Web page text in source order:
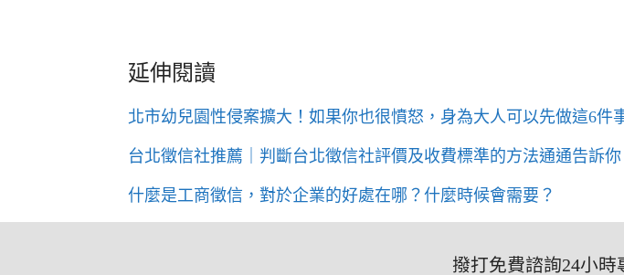
延伸閱讀
北市幼兒園性侵案擴大！如果你也很憤怒，身為大人可以先做這6件
台北徵信社推薦｜判斷台北徵信社評價及收費標準的方法通通告訴你
什麼是工商徵信，對於企業的好處在哪？什麼時候會需要？
撥打免費諮詢24小時